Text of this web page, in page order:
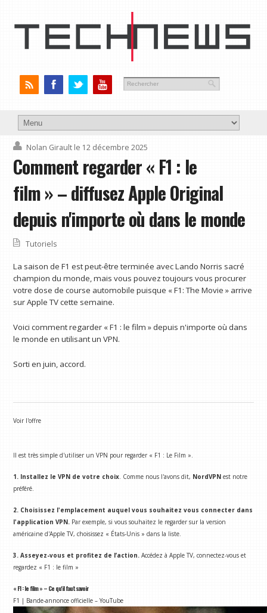
Nolan Girault le 12 décembre 2025
Comment regarder « F1 : le
film » – diffusez Apple Original
depuis n'importe où dans le monde
Tutoriels
La saison de F1 est peut-être terminée avec Lando Norris sacré
champion du monde, mais vous pouvez toujours vous procurer
votre dose de course automobile puisque « F1: The Movie » arrive
sur Apple TV cette semaine.
Voici comment regarder « F1 : le film » depuis n'importe où dans
le monde en utilisant un VPN.
Sorti en juin, accord.
Voir l'offre
Il est très simple d'utiliser un VPN pour regarder « F1 : Le Film ».
1. Installez le VPN de votre choix. Comme nous l'avons dit, NordVPN est notre
préféré.
2. Choisissez l'emplacement auquel vous souhaitez vous connecter dans
l'application VPN. Par exemple, si vous souhaitez le regarder sur la version
américaine d'Apple TV, choisissez « États-Unis » dans la liste.
3. Asseyez-vous et profitez de l’action.Accédez à Apple TV, connectez-vous et
regardez « F1 : le film »
« F1 : le film » – Ce qu'il faut savoir
F1 | Bande-annonce officielle – YouTube